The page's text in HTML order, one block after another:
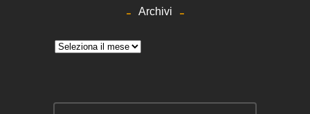
Archivi
Archivi